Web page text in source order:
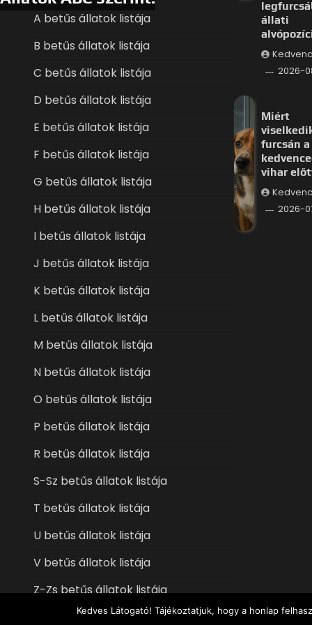
A betűs állatok listája
B betűs állatok listája
C betűs állatok listája
D betűs állatok listája
E betűs állatok listája
F betűs állatok listája
G betűs állatok listája
H betűs állatok listája
I betűs állatok listája
J betűs állatok listája
K betűs állatok listája
L betűs állatok listája
M betűs állatok listája
N betűs állatok listája
O betűs állatok listája
P betűs állatok listája
R betűs állatok listája
S-Sz betűs állatok listája
T betűs állatok listája
U betűs állatok listája
V betűs állatok listája
Z-Zs betűs állatok listája
állati
2026-
Miért
furcsán a
vihar
2026-
Kedves Látogató! Tájékoztatjuk, hogy a honlap